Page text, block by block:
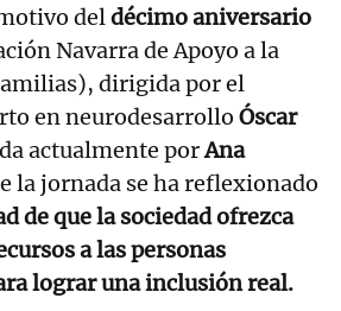
deldécimo aniversario
Navarra de Apoyo a la
dirigida por el
en neurodesarrollo Óscar
actualmente porAna
la jornada se ha reflexionado
de que la sociedad ofrezca
a las personas
lograr una inclusión real.